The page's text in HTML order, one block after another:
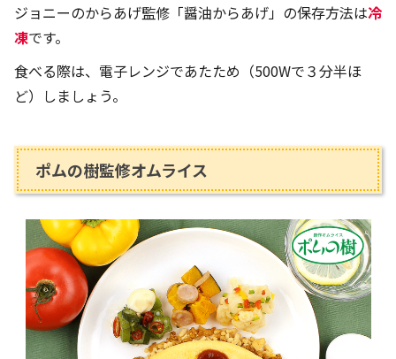
ジョニーのからあげ監修「醤油からあげ」の保存方法は冷
凍です。
食べる際は、電子レンジであたため（500Wで３分半ほ
ど）しましょう。
ポムの樹監修オムライス